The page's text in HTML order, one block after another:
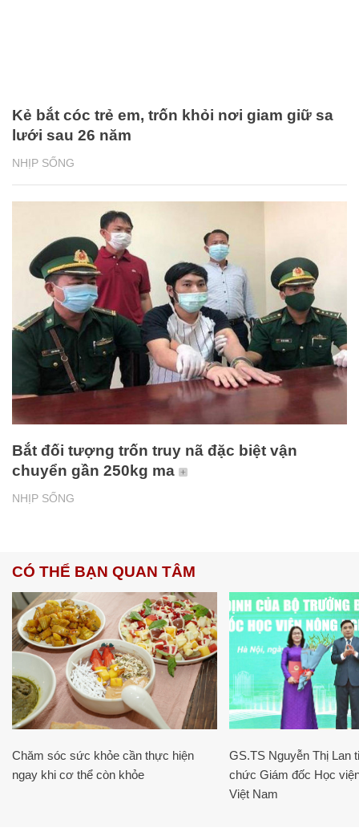
NHỊP SỐNG
Kẻ bắt cóc trẻ em, trốn khỏi nơi giam giữ sa
lưới sau 26 năm
NHỊP SỐNG
Bắt đối tượng trốn truy nã đặc biệt vận
chuyển gần 250kg ma
CÓ THỂ BẠN QUAN TÂM
Chăm sóc sức khỏe cần thực hiện
ngay khi cơ thể còn khỏe
GS.TS Nguyễn Thị Lan
chức Giám đốc Học
Việt Nam